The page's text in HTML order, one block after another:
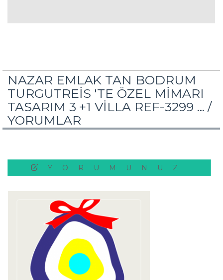
NAZAR EMLAK TAN BODRUM
TURGUTREİS 'TE ÖZEL MİMARI
TASARIM 3 +1 VİLLA REF-3299 ... /
YORUMLAR
YORUMUNUZ